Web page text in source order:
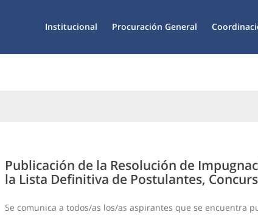
Institucional Procuración General
Publicación de la Resolución de
la Lista Definitiva de Postulantes,
Se comunica a todos/as los/as aspirantes que se encuentra